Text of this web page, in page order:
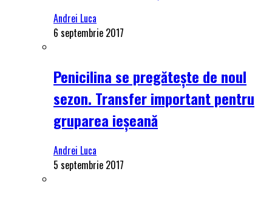
Andrei Luca
6 septembrie 2017
Penicilina se pregătește de noul
sezon. Transfer important pentru
gruparea ieșeană
Andrei Luca
5 septembrie 2017